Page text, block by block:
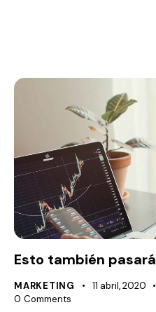
Esto también pasará
MARKETING 11 abril, 2020
0 Comments